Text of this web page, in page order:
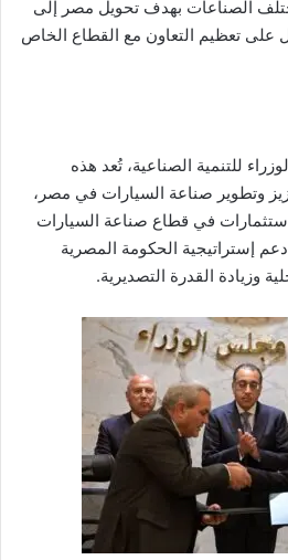
الصناعات بهدف تحويل مصر إلى
على تعظيم التعاون مع القطاع الخاص
للتنمية الصناعية، تُعد هذه
وتطوير صناعة السيارات في مصر،
في قطاع صناعة السيارات
إستراتيجية الحكومة المصرية
وزيادة القدرة التصديرية.